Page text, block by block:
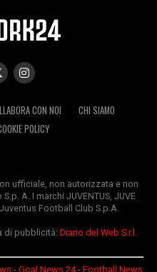
CON NOI
CHI SIAMO
POLICY
ufficiale, non autorizzata e non
A. I marchi JUVENTUS, JUVE
Football Club S.p.A.
di pubblicità:Diario del Web S.r.l.
- Goal News 24- Football News